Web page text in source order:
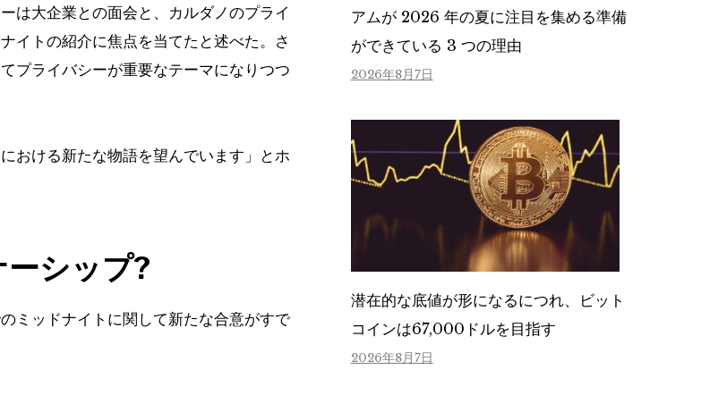
は大企業との面会と、カルダノのプライ
イトの紹介に焦点を当てたと述べた。さ
プライバシーが重要なテーマになりつつ
おける新たな物語を望んでいます」とホ
シップ?
ミッドナイトに関して新たな合意がすで
アムが 2026 年の夏に注目を集める準備
ができている 3 つの理由
2026年8月7日
潜在的な底値が形になるにつれ、ビット
コインは67,000ドルを目指す
2026年8月7日